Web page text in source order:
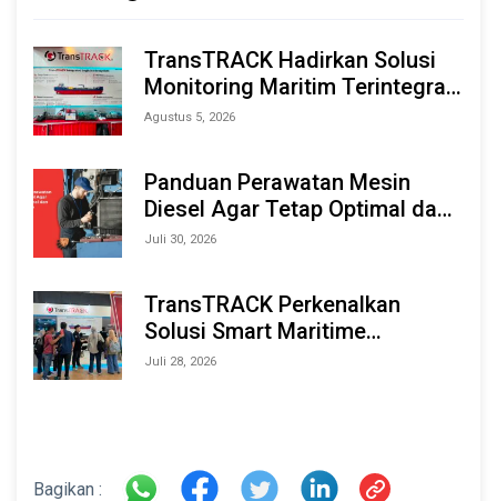
TransTRACK Hadirkan Solusi
Monitoring Maritim Terintegrasi
Berbasis AI & IoT di Indonesia
Agustus 5, 2026
Panduan Perawatan Mesin
Diesel Agar Tetap Optimal dan
Tahan Lama
Juli 30, 2026
TransTRACK Perkenalkan
Solusi Smart Maritime
Monitoring Berbasis AI dan IoT
Juli 28, 2026
Bagikan :